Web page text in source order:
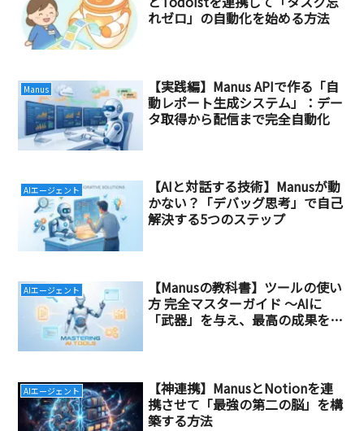
れゼロ」の自動化を始める方法
Manus
【実践編】Manus APIで作る「自
動レポート生成システム」：デー
タ取得から配信まで完全自動化
AIエージェント
【AIと対話する技術】Manusが動
かない？「デバッグ思考」で自己
解決する5つのステップ
AIエージェント
【Manusの教科書】ツールの使い
方 完全マスターガイド 〜AIに
「武器」を与え、最高の成果を引
AIエージェント
【神連携】ManusとNotionを連
携させて「最強の第二の脳」を構
築する方法